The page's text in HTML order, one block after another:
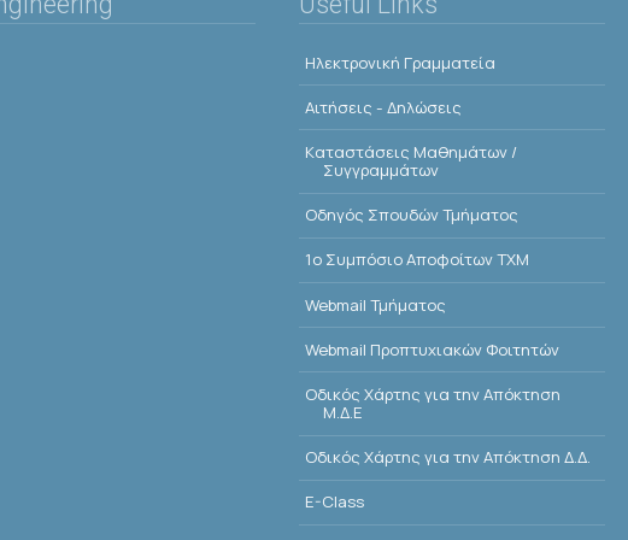
Ηλεκτρονική Γραμματεία
Αιτήσεις - Δηλώσεις
Kαταστάσεις Μαθημάτων /
Συγγραμμάτων
Οδηγός Σπουδών Τμήματος
1o Συμπόσιο Αποφοίτων ΤΧΜ
Webmail Τμήματος
Webmail Προπτυχιακών Φοιτητών
Οδικός Χάρτης για την Απόκτηση
Μ.Δ.Ε
Οδικός Χάρτης για την Απόκτηση Δ.Δ.
E-Class